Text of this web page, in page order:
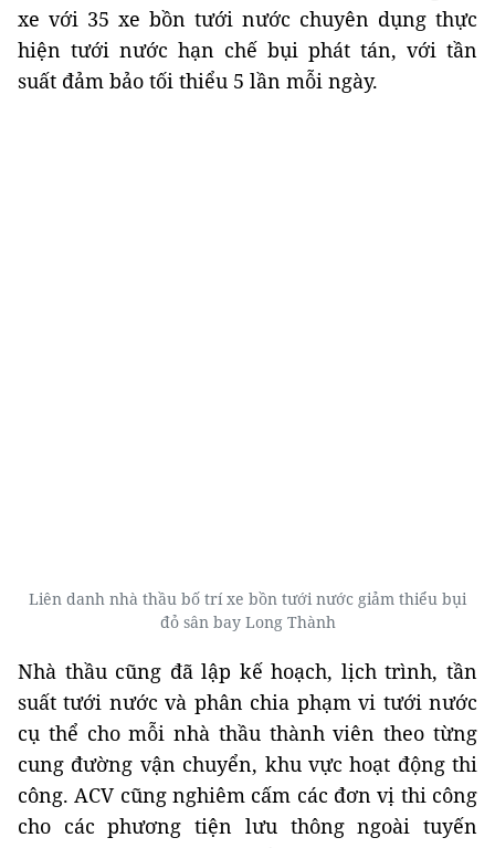
xe với 35 xe bồn tưới nước chuyên dụng thực
hiện tưới nước hạn chế bụi phát tán, với tần
suất đảm bảo tối thiểu 5 lần mỗi ngày.
Liên danh nhà thầu bố trí xe bồn tưới nước giảm thiểu bụi
đỏ sân bay Long Thành
Nhà thầu cũng đã lập kế hoạch, lịch trình, tần
suất tưới nước và phân chia phạm vi tưới nước
cụ thể cho mỗi nhà thầu thành viên theo từng
cung đường vận chuyển, khu vực hoạt động thi
công. ACV cũng nghiêm cấm các đơn vị thi công
cho các phương tiện lưu thông ngoài tuyến